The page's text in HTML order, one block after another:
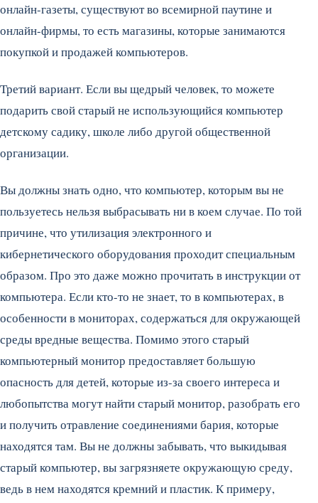
онлайн-газеты, существуют во всемирной паутине и
онлайн-фирмы, то есть магазины, которые занимаются
покупкой и продажей компьютеров.
Третий вариант. Если вы щедрый человек, то можете
подарить свой старый не использующийся компьютер
детскому садику, школе либо другой общественной
организации.
Вы должны знать одно, что компьютер, которым вы не
пользуетесь нельзя выбрасывать ни в коем случае. По той
причине, что утилизация электронного и
кибернетического оборудования проходит специальным
образом. Про это даже можно прочитать в инструкции от
компьютера. Если кто-то не знает, то в компьютерах, в
особенности в мониторах, содержаться для окружающей
среды вредные вещества. Помимо этого старый
компьютерный монитор предоставляет большую
опасность для детей, которые из-за своего интереса и
любопытства могут найти старый монитор, разобрать его
и получить отравление соединениями бария, которые
находятся там. Вы не должны забывать, что выкидывая
старый компьютер, вы загрязняете окружающую среду,
ведь в нем находятся кремний и пластик. К примеру,